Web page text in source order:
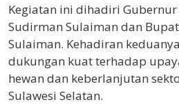
Kegiatan ini dihadiri Gubernur
Sudirman Sulaiman dan
Sulaiman. Kehadiran
dukungan kuat terhadap
hewan dan keberlanjutan
Sulawesi Selatan.